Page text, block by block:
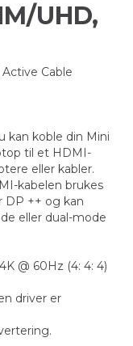
UHD,
Cable
kan koble din Mini
til et HDMI-
eller kabler.
kabelen brukes
DP ++ og kan
eller dual-mode
@ 60Hz (4: 4: 4)
driver er